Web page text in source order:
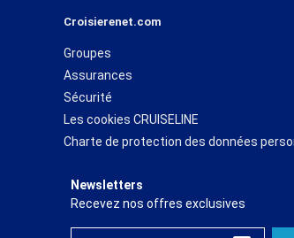
Croisierenet.com
Groupes
Assurances
Sécurité
Les cookies CRUISELINE
Charte de protection des données
Newsletters
Recevez nos offres exclusives